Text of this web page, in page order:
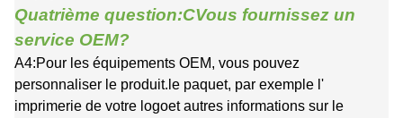
Quatrième question:CVous fournissez un
service OEM?
A4:Pour les équipements OEM, vous pouvez
personnaliser le produit. le paquet, par exemple l'
imprimerie de votre logoet autres informations sur le